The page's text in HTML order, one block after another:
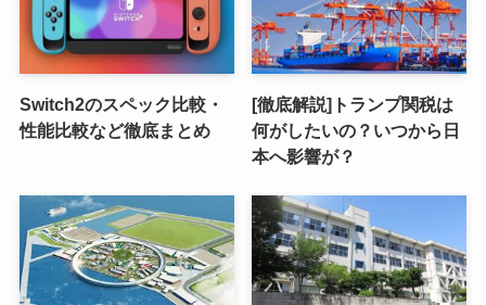
Switch2のスペック比較・
性能比較など徹底まとめ
[徹底解説]トランプ関税は
何がしたいの？いつから日
本へ影響が？